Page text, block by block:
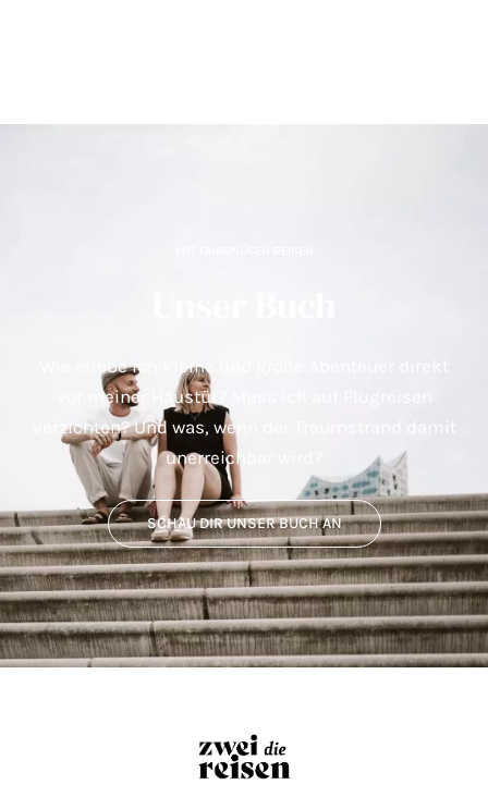
Wie erlebe ich kleine und große Abenteuer direkt
vor meiner Haustür? Muss ich auf Flugreisen
verzichten? Und was, wenn der Traumstrand damit
unerreichbar wird?
SCHAU DIR UNSER BUCH AN